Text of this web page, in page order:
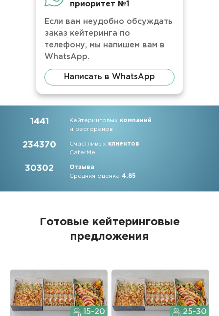
приоритет №1
Если вам неудобно обсуждать
заказ кейтеринга по
телефону, мы напишем вам в
WhatsApp.
Написать в WhatsApp
1441 Кейтеринговых компаний
и ресторанов
234370 Счастливых клиентов
CaterMe
30302
Отзыва
Средняя оценка4.85
Готовые кейтеринговые
предложения
15-20 25-30